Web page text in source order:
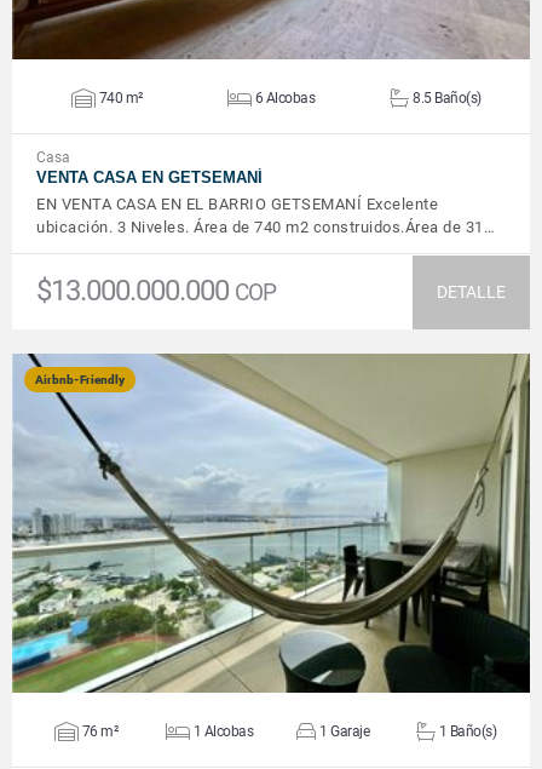
740 m² 6 Alcobas 8.5 Baño(s)
Casa
VENTA CASA EN GETSEMANÍ
EN VENTA CASA EN EL BARRIO GETSEMANÍ Excelente
ubicación. 3 Niveles. Área de 740 m2 construidos.Área de 31…
$13.000.000.000 COP DETALLE
Airbnb-Friendly
VER DETALLES
76 m² 1 Alcobas 1 Garaje 1 Baño(s)